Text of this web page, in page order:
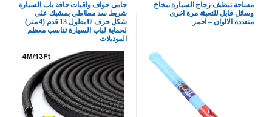
مساحة تنظيف زجاج السيارة ببخاخ
وسائل قابل للتعبئة مرة اخرى –
متعددة الالوان – احمر
حامى حواف واقيات حافة باب السيارة
شريط سد مطاطي بمشبك على
شكل حرف U بطول 13 قدم (4 متر)
لحماية لباب السيارة تناسب معظم
الموديلات